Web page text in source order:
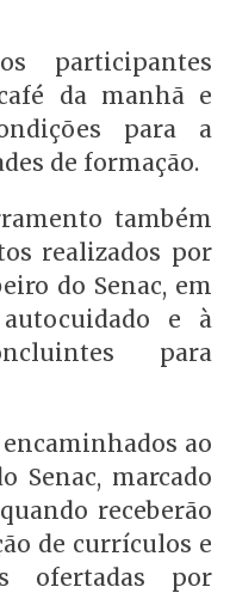
participantes
da manhã e
para a
de formação.
também
realizados por
do Senac, em
e à
para
ao
Senac, marcado
receberão
de currículos e
ofertadas por